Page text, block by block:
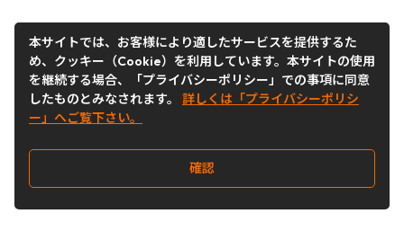
本サイトでは、お客様により適したサービスを提供するた
め、クッキー（Cookie）を利用しています。本サイトの使用
を継続する場合、「プライバシーポリシー」での事項に同意
したものとみなされます。 詳しくは「プライバシーポリシ
ー」へご覧下さい。
確認